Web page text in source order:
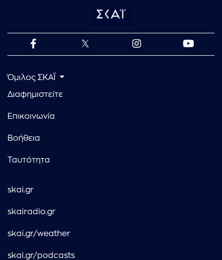
Όμιλος ΣΚΑΪ
Διαφημιστείτε
Επικοινωνία
Βοήθεια
Ταυτότητα
skai.gr
skairadio.gr
skai.gr/weather
skai.gr/podcasts